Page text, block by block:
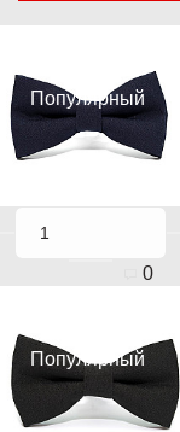
Популярный
0
Популярный